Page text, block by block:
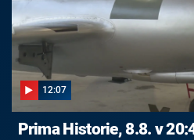
12:07
Prima Historie, 8.8. v